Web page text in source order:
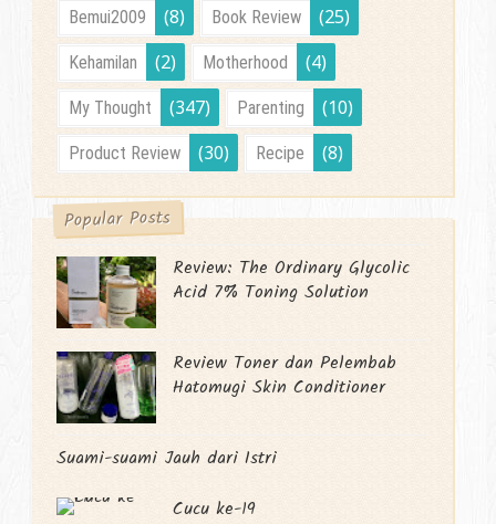
Bemui2009 (8) Book Review (25)
Kehamilan (2) Motherhood (4)
My Thought (347) Parenting (10)
Product Review (30) Recipe (8)
Popular Posts
Review: The Ordinary Glycolic
Acid 7% Toning Solution
Review Toner dan Pelembab
Hatomugi Skin Conditioner
Suami-suami Jauh dari Istri
Cucu ke-19